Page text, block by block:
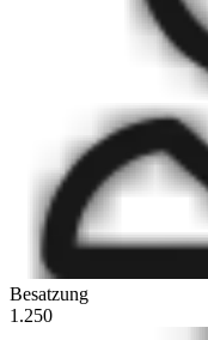
Besatzung
1.250